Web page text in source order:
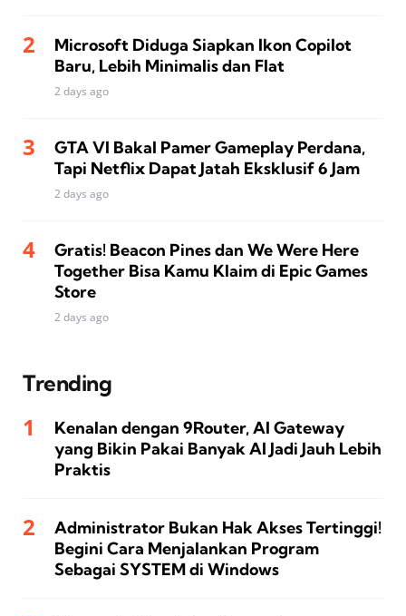
Microsoft Diduga Siapkan Ikon Copilot
Baru, Lebih Minimalis dan Flat
2 days ago
GTA VI Bakal Pamer Gameplay Perdana,
Tapi Netflix Dapat Jatah Eksklusif 6 Jam
2 days ago
Gratis! Beacon Pines dan We Were Here
Together Bisa Kamu Klaim di Epic Games
Store
2 days ago
Trending
Kenalan dengan 9Router, AI Gateway
yang Bikin Pakai Banyak AI Jadi Jauh Lebih
Praktis
Administrator Bukan Hak Akses Tertinggi!
Begini Cara Menjalankan Program
Sebagai SYSTEM di Windows